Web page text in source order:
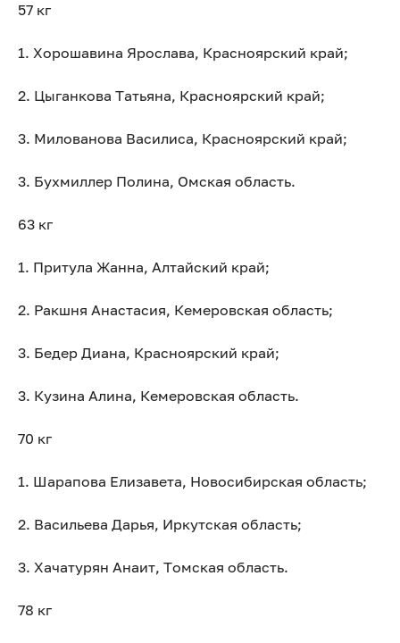
57 кг
1. Хорошавина Ярослава, Красноярский край;
2. Цыганкова Татьяна, Красноярский край;
3. Милованова Василиса, Красноярский край;
3. Бухмиллер Полина, Омская область.
63 кг
1. Притула Жанна, Алтайский край;
2. Ракшня Анастасия, Кемеровская область;
3. Бедер Диана, Красноярский край;
3. Кузина Алина, Кемеровская область.
70 кг
1. Шарапова Елизавета, Новосибирская область;
2. Васильева Дарья, Иркутская область;
3. Хачатурян Анаит, Томская область.
78 кг